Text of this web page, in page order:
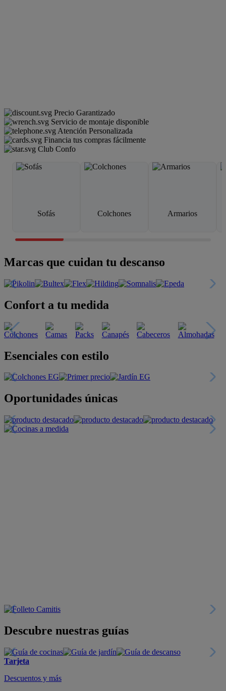
Precio Garantizado
Servicio de montaje disponible
Atención Personalizada
Financia tus compras fácilmente
Club Confo
Sofás Colchones Armarios
Marcas que cuidan tu descanso
Confort a tu medida
Esenciales con estilo
Oportunidades únicas
Descubre nuestras guías
Tarjeta
Descuentos y más